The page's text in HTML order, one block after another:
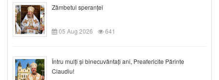
Zâmbetul speranței
05 Aug 2026 641
Întru mulți și binecuvântați ani, Preafericite Părinte
Claudiu!